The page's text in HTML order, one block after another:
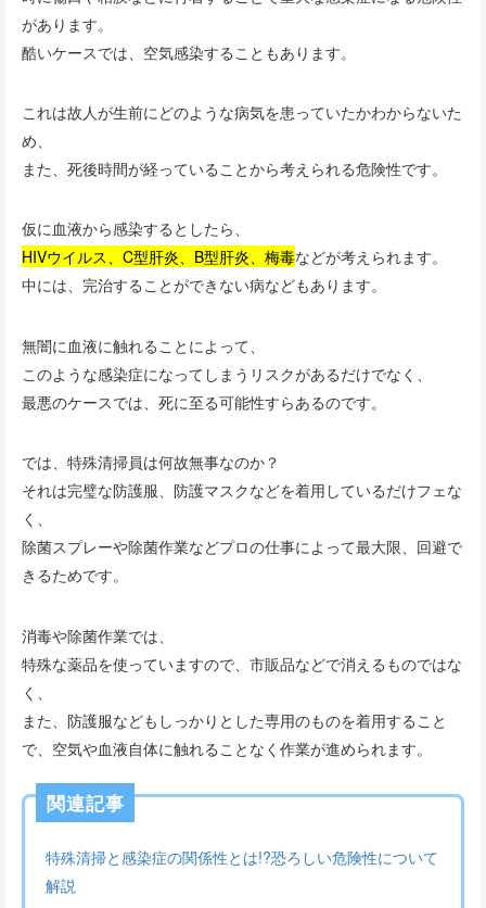
があります。
酷いケースでは、空気感染することもあります。
これは故人が生前にどのような病気を患っていたかわからないた
め、
また、死後時間が経っていることから考えられる危険性です。
仮に血液から感染するとしたら、
HIVウイルス、C型肝炎、B型肝炎、梅毒などが考えられます。
中には、完治することができない病などもあります。
無闇に血液に触れることによって、
このような感染症になってしまうリスクがあるだけでなく、
最悪のケースでは、死に至る可能性すらあるのです。
では、特殊清掃員は何故無事なのか？
それは完璧な防護服、防護マスクなどを着用しているだけフェな
く、
除菌スプレーや除菌作業などプロの仕事によって最大限、回避で
きるためです。
消毒や除菌作業では、
特殊な薬品を使っていますので、市販品などで消えるものではな
く、
また、防護服などもしっかりとした専用のものを着用すること
で、空気や血液自体に触れることなく作業が進められます。
関連記事
特殊清掃と感染症の関係性とは!?恐ろしい危険性について
解説